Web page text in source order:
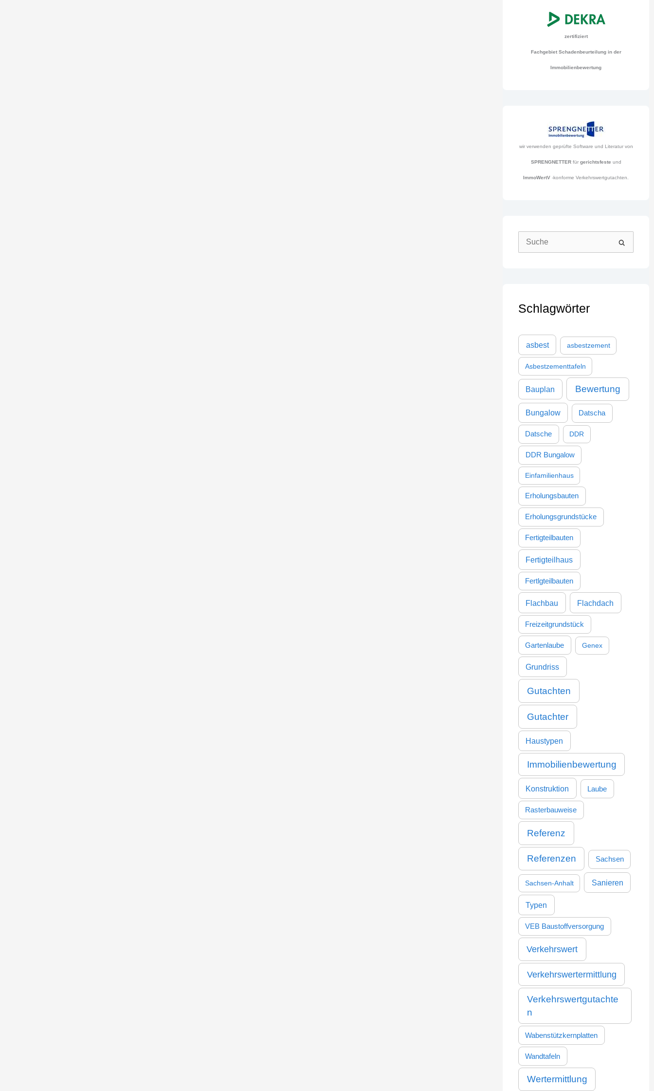
zertifiziert
Fachgebiet Schadenbeurteilung in der
Immobilienbewertung
wir verwenden geprüfte Software und Literatur von
SPRENGNETTERfür gerichtsfeste und
ImmoWertV -konforme Verkehrswertgutachten.
e
n
a
:
Schlagwörter
asbest asbestzement
Asbestzementtafeln
Bauplan Bewertung
Bungalow Datscha
Datsche DDR
DDR Bungalow
Einfamilienhaus
Erholungsbauten
Erholungsgrundstücke
Fertigteilbauten
Fertigteilhaus
Fertlgteilbauten
Flachbau Flachdach
Freizeitgrundstück
Gartenlaube Genex
Grundriss
Gutachten
Gutachter
Haustypen
Immobilienbewertung
Konstruktion Laube
Rasterbauweise
Referenz
Referenzen Sachsen
Sachsen-Anhalt Sanieren
Typen
VEB Baustoffversorgung
Verkehrswert
Verkehrswertermittlung
Verkehrswertgutachte
n
Wabenstützkernplatten
Wandtafeln
Wertermittlung